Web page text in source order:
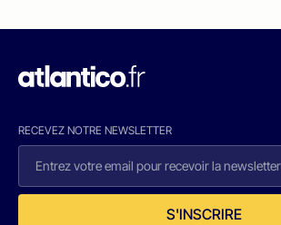
RECEVEZ NOTRE NEWSLETTER
S'INSCRIRE